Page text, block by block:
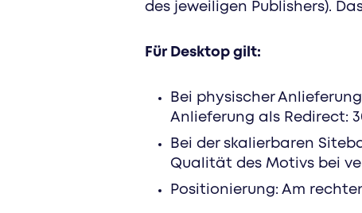
des jeweiligen Publishers).
Für Desktop gilt:
Bei physischer
Anlieferung als Redirect:
Bei der skalierbaren
Qualität des Motivs bei
Positionierung: Am